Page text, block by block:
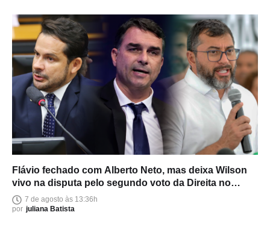
Flávio fechado com Alberto Neto, mas deixa Wilson
vivo na disputa pelo segundo voto da Direita no
Amazonas
7 de agosto às 13:36h
por juliana Batista